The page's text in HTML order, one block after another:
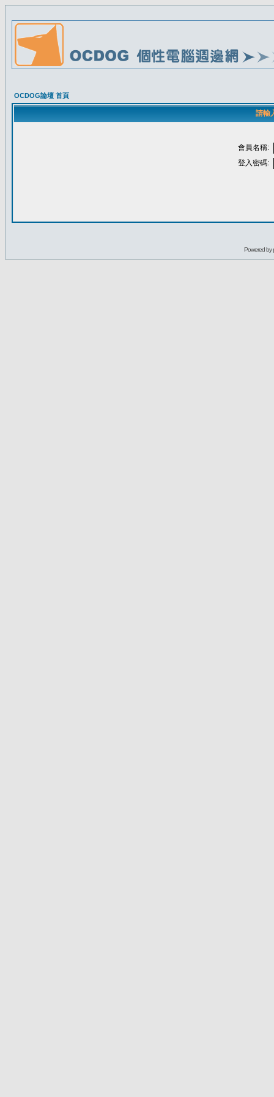
OCDOG論壇 首頁
請輸
會員名稱:
登入密碼:
Powered by